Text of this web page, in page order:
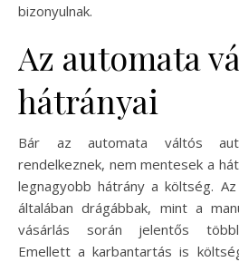
bizonyulnak.
Az automata
hátrányai
Bár az automata váltós
rendelkeznek, nem mentesek a
legnagyobb hátrány a költség.
általában drágábbak, mint a
vásárlás során jelentős
Emellett a karbantartás is